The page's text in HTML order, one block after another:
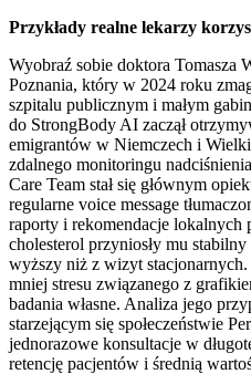
Przykłady realne lekarzy
Wyobraź sobie doktora Tomasza
Poznania, który w 2024 roku
szpitalu publicznym i małym
do StrongBody AI zaczął
emigrantów w Niemczech i
zdalnego monitoringu
Care Team stał się głównym
regularne voice message
raporty i rekomendacje lokalnych
cholesterol przyniosły mu
wyższy niż z wizyt
mniej stresu związanego z
badania własne. Analiza jego
starzejącym się społeczeństwie
jednorazowe konsultacje w
retencję pacjentów i średnią